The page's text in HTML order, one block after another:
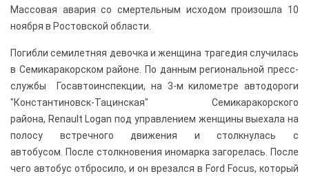
Массовая авария со смертельным исходом произошла 10
ноября в Ростовской области.
Погибли семилетняя девочка и женщина трагедия случилась
в Семикаракорском районе. По данным региональной пресс-
службы  Госавтоинспекции, на 3-м километре автодороги
"Константиновск-Тацинская" Семикаракорского
района, Renault Logan под управлением женщины выехала на
полосу встречного движения и столкнулась с
автобусом. После столкновения иномарка загорелась. После
чего автобус отбросило, и он врезался в Ford Focus, который